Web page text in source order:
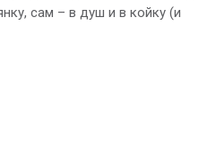
сам – в душ и в койку (и